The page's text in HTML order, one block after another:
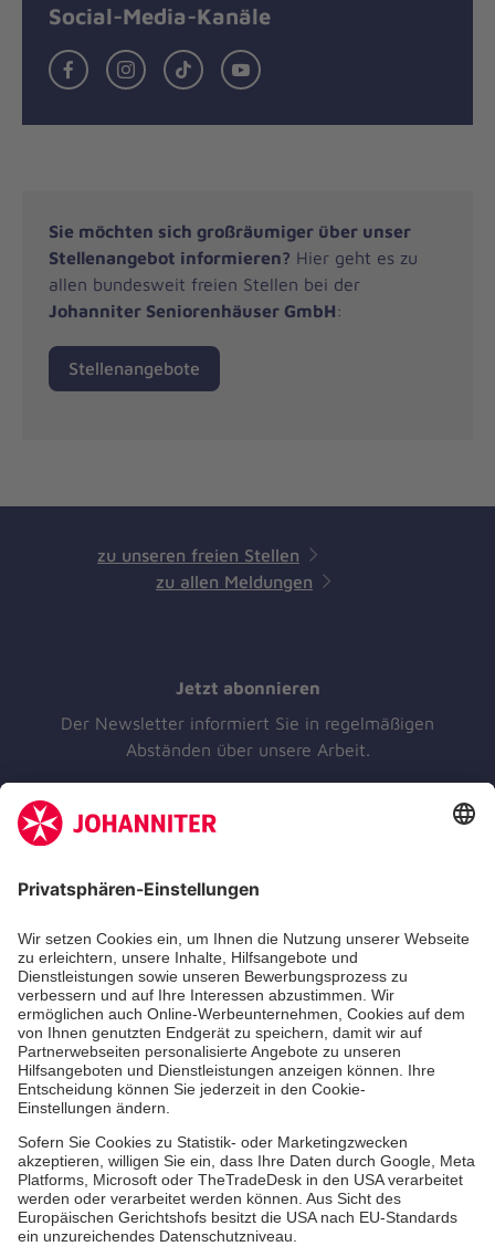
Social-Media-Kanäle
FacebookInstagramTikTok Youtube
Sie möchten sich großräumiger über unser
Stellenangebot informieren? Hier geht es zu
allen bundesweit freien Stellen bei der
Johanniter Seniorenhäuser GmbH:
Stellenangebote
zu unseren freien Stellen
zu allen Meldungen
Jetzt abonnieren
Der Newsletter informiert Sie in regelmäßigen
Abständen über unsere Arbeit.
Unsere Standorte
Leistungen
Kennzahlen und Struktur
Als Pflegefachkraft arbeiten
Qualität
Unsere Spendenprojekte
Allgemeine Einkaufsbedingungen